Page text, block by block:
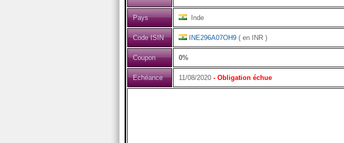
Pays Inde
Code ISIN INE296A07OH9( en INR )
Coupon 0%
Echéance 11/08/2020- Obligation échue